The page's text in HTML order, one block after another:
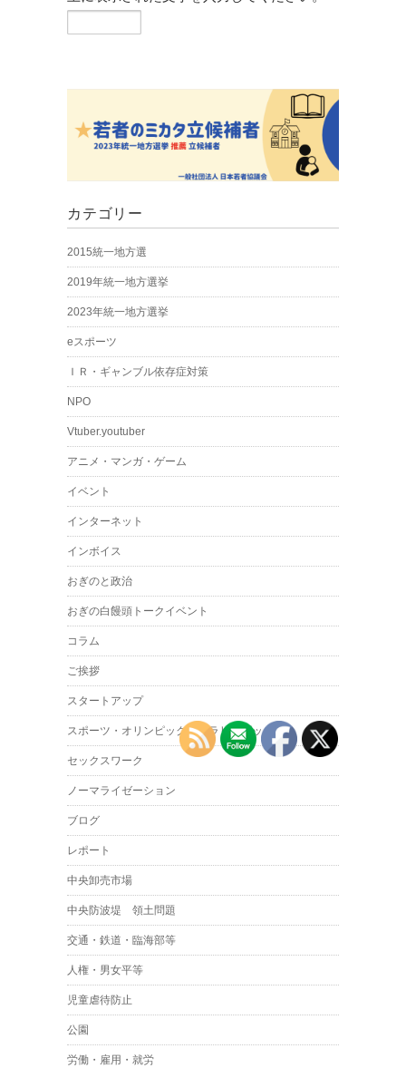
カテゴリー
2015統一地方選
2019年統一地方選挙
2023年統一地方選挙
eスポーツ
ＩＲ・ギャンブル依存症対策
NPO
Vtuber.youtuber
アニメ・マンガ・ゲーム
イベント
インターネット
インボイス
おぎのと政治
おぎの白饅頭トークイベント
コラム
ご挨拶
スタートアップ
スポーツ・オリンピック・パラリンピック
セックスワーク
ノーマライゼーション
ブログ
レポート
中央卸売市場
中央防波堤 領土問題
交通・鉄道・臨海部等
人権・男女平等
児童虐待防止
公園
労働・雇用・就労